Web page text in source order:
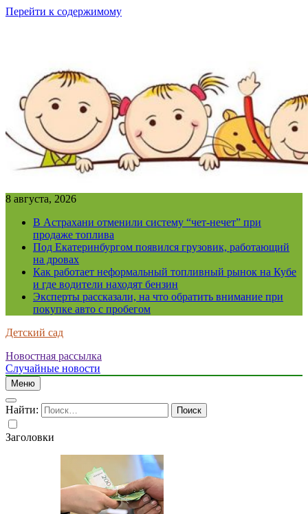
Перейти к содержимому
8 августа, 2026
В Астрахани отменили систему “чет-нечет” при
продаже топлива
Под Екатеринбургом появился грузовик, работающий
на дровах
Как работает неформальный топливный рынок на Кубе
и где водители находят бензин
Эксперты рассказали, на что обратить внимание при
покупке авто с пробегом
Детский сад
Новостная рассылка
Случайные новости
Меню
Найти:
Заголовки